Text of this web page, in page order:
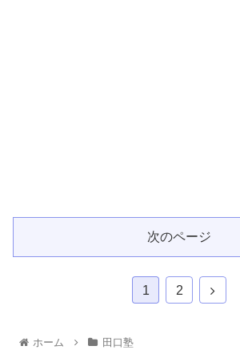
次のページ
1 2
ホーム 田口塾